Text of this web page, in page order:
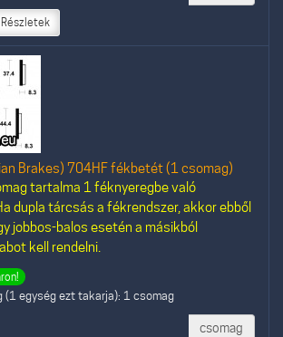
Részletek
Brakes) 704HF fékbetét (1 csomag)
tartalma 1 féknyeregbe való
dupla tárcsás a fékrendszer, akkor ebből
jobbos-balos esetén a másikból
kell rendelni.
(1 egység ezt takarja): 1 csomag
csomag